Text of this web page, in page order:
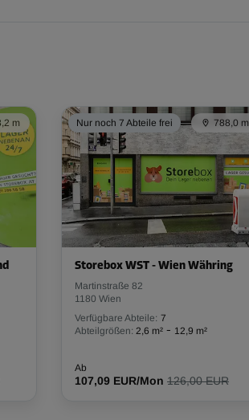
m Nur noch 7 Abteile frei 788,0 m
Storebox WST - Wien Währing
Martinstraße 82
1180 Wien
Verfügbare Abteile: 7
Abteilgrößen: 2,6 m² - 12,9 m²
Ab
107,09 EUR/Mon 126,00 EUR